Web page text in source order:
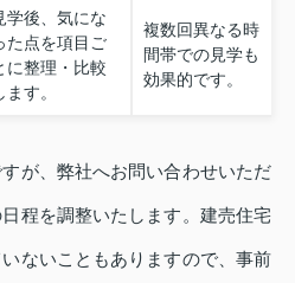
学後、気にな
た点を項目ご
に整理・比較
ます。
複数回異なる時
間帯での見学も
効果的です。
が、弊社へお問い合わせいただ
程を調整いたします。建売住宅
ないこともありますので、事前